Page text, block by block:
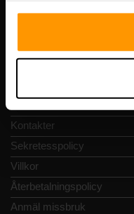
Kontakter
Sekretesspolicy
Villkor
Återbetalningspolicy
Anmäl missbruk